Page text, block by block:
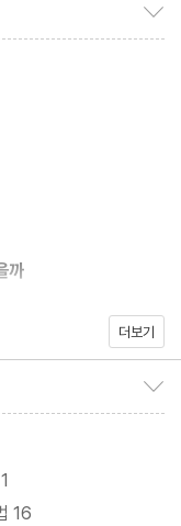
까
사람이 많지만, 그중에
념을 바탕으로 강의를
내용을 종합하여 그
and Influenc
글들은 단순한 이론
더보기
16